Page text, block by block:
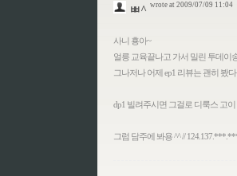
ㅃ^ wrote at 2009/07/09 11:04
사니 횽아~
얼릉 교육끝나고 가서 밀린 투데이
그나저나 어제 ep1 리뷰는 괜히 봤
dp1 빌려주시면 그걸로 디룩스 고
그럼 담주에 봐용 ^^ //